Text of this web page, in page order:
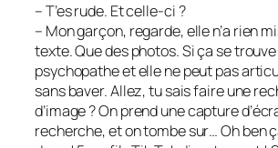
– T’es rude. Et celle-ci ?
– Mon garçon, regarde, elle n’a rien
texte. Que des photos. Si ça se trouve
psychopathe et elle ne peut pas
sans baver. Allez, tu sais faire une
d’image ? On prend une capture
recherche, et on tombe sur… Oh ben